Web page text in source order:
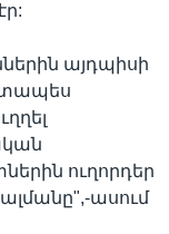
այդպիսի
ուղորդեր
ասում